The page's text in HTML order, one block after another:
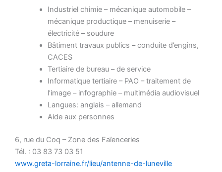
Industriel chimie – mécanique automobile –
mécanique productique – menuiserie –
électricité – soudure
Bâtiment travaux publics – conduite d’engins,
CACES
Tertiaire de bureau – de service
Informatique tertiaire – PAO – traitement de
l’image – infographie – multimédia audiovisuel
Langues: anglais – allemand
Aide aux personnes
6, rue du Coq – Zone des Faïenceries
Tél. : 03 83 73 03 51
www.greta-lorraine.fr/lieu/antenne-de-luneville